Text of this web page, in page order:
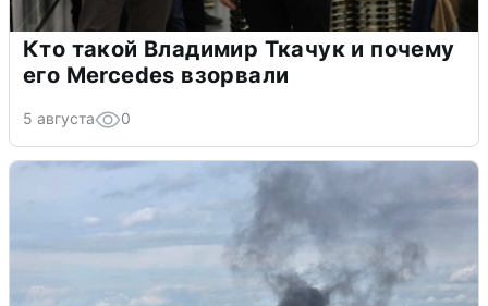
Кто такой Владимир Ткачук и почему
его Mercedes взорвали
5 августа 0